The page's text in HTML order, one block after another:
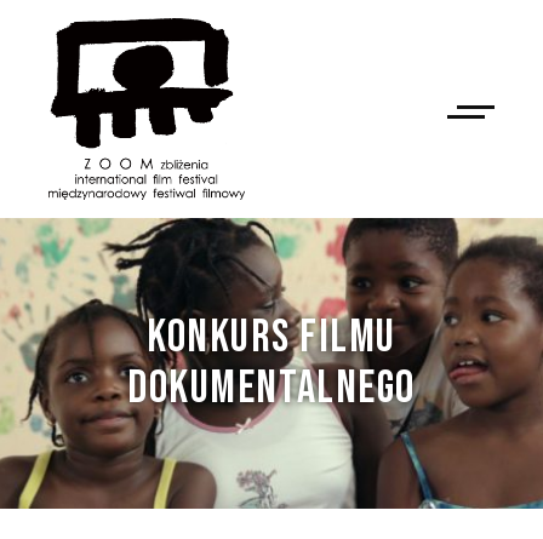
KONKURS FILMU
DOKUMENTALNEGO
NAN